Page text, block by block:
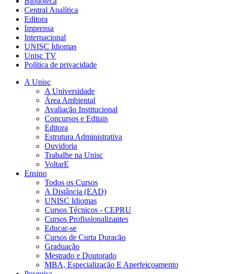
Central Analítica
Editora
Imprensa
Internacional
UNISC Idiomas
Unisc TV
Política de privacidade
A Unisc
A Universidade
Área Ambiental
Avaliação Institucional
Concursos e Editais
Editora
Estrutura Administrativa
Ouvidoria
Trabalhe na Unisc
VoltarE
Ensino
Todos os Cursos
A Distância (EAD)
UNISC Idiomas
Cursos Técnicos - CEPRU
Cursos Profissionalizantes
Educar-se
Cursos de Curta Duração
Graduação
Mestrado e Doutorado
MBA, Especialização E Aperfeiçoamento